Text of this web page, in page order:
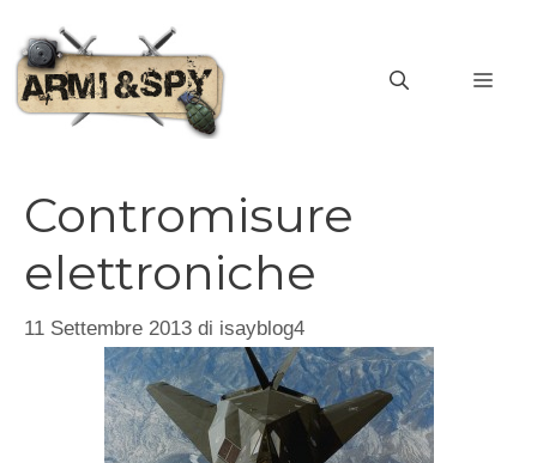
contenuto
Contromisure
elettroniche
11 Settembre 2013 di isayblog4